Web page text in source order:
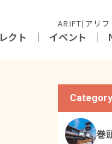
ARIFT(アリ
クト イベント
Category
巻